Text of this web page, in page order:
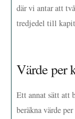
där vi antar att
tredjedel till
Värde per
Ett annat sätt att
beräkna värde